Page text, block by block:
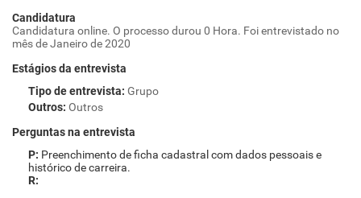
Candidatura
Candidatura online. O processo durou 0 Hora. Foi entrevistado no
mês de Janeiro de 2020
Estágios da entrevista
Tipo de entrevista: Grupo
Outros: Outros
Perguntas na entrevista
Preenchimento de ficha cadastral com dados pessoais e
histórico de carreira.